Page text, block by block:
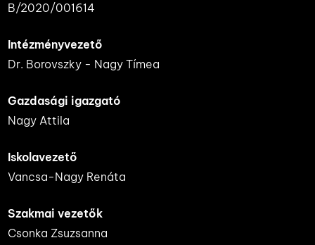
B/2020/001614
Intézményvezető
Dr. Borovszky - Nagy Tímea
Gazdasági igazgató
Nagy Attila
Iskolavezető
Vancsa-Nagy Renáta
Szakmai vezetők
Csonka Zsuzsanna